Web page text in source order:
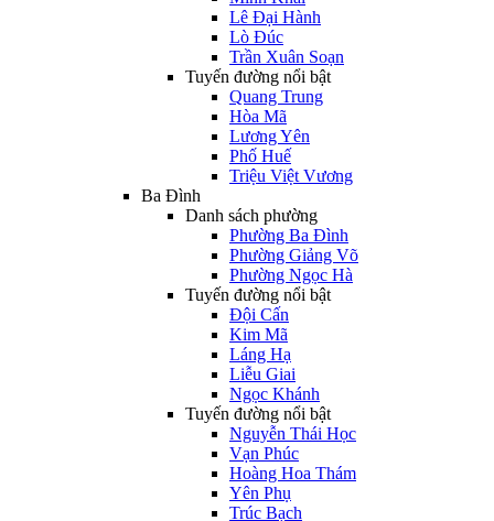
Lê Đại Hành
Lò Đúc
Trần Xuân Soạn
Tuyến đường nổi bật
Quang Trung
Hòa Mã
Lương Yên
Phố Huế
Triệu Việt Vương
Ba Đình
Danh sách phường
Phường Ba Đình
Phường Giảng Võ
Phường Ngọc Hà
Tuyến đường nổi bật
Đội Cấn
Kim Mã
Láng Hạ
Liễu Giai
Ngọc Khánh
Tuyến đường nổi bật
Nguyễn Thái Học
Vạn Phúc
Hoàng Hoa Thám
Yên Phụ
Trúc Bạch